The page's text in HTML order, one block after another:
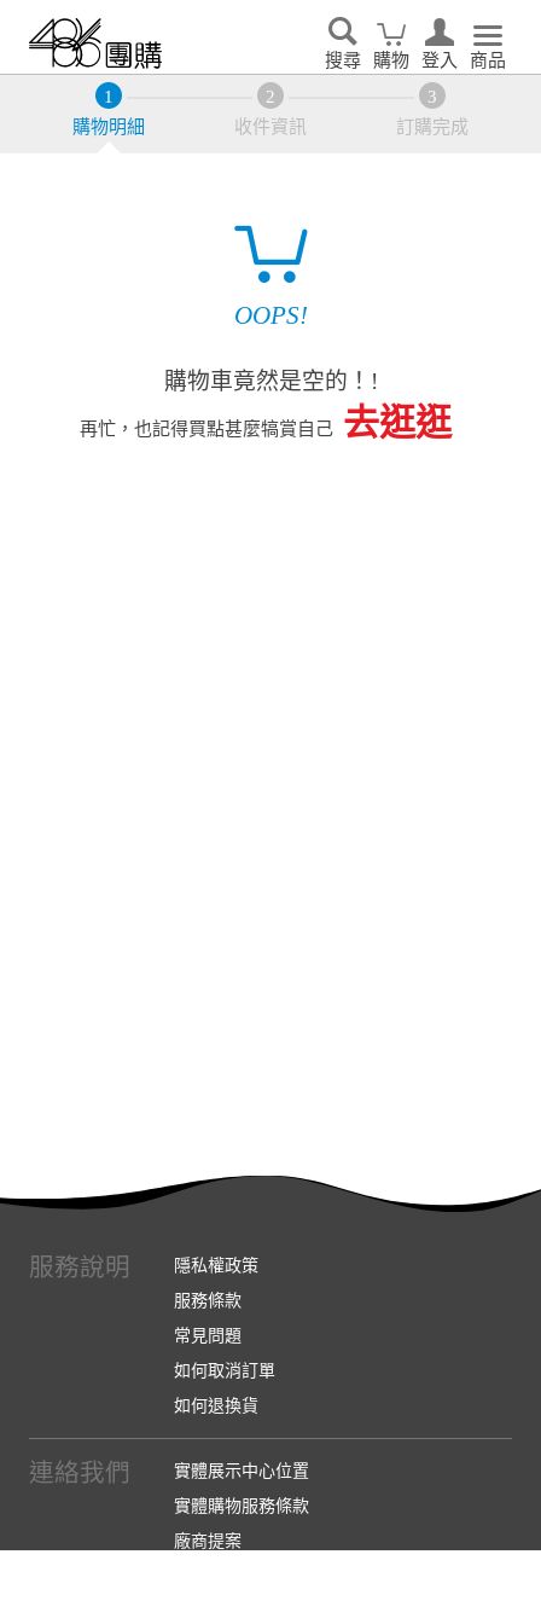
搜尋 購物 登入 商品
購物明細 收件資訊 訂購完成
OOPS!
購物車竟然是空的！!
再忙，也記得買點甚麼犒賞自己 去逛逛
服務說明
隱私權政策
服務條款
常見問題
如何取消訂單
如何退換貨
連絡我們
實體展示中心位置
實體購物服務條款
廠商提案